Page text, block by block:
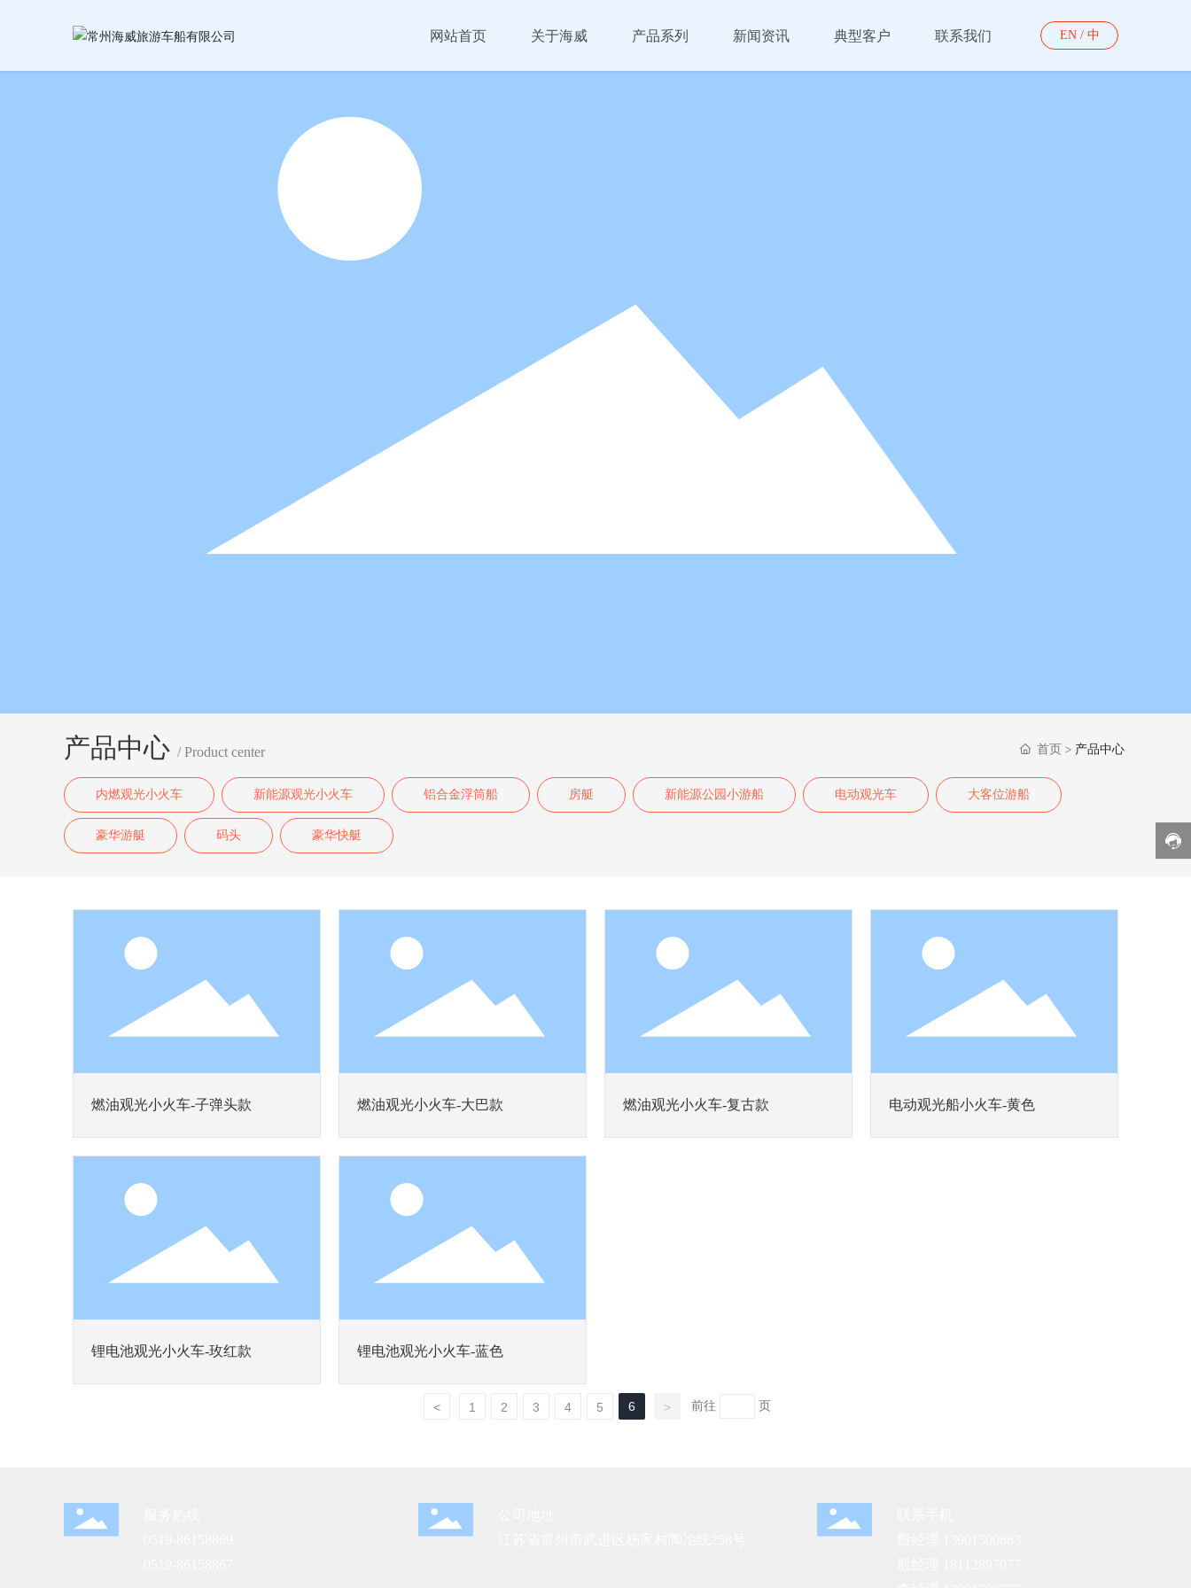
网站首页 关于海威 产品系列 新闻资讯 典型客户 联系我们 EN/ 中
产品中心 / Product center 首页 产品中心
内燃观光小火车 新能源观光小火车 铝合金浮筒船 房艇 新能源公园小游船 电动观光车 大客位游船
豪华游艇 码头 豪华快艇
燃油观光小火车-子弹头款 燃油观光小火车-大巴款 燃油观光小火车-复古款 电动观光船小火车-黄色
锂电池观光小火车-玫红款 锂电池观光小火车-蓝色
< 1 2 3 4 5 6 > 前往 页